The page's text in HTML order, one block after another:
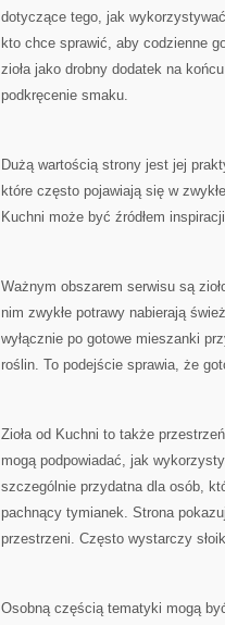
dotyczące tego, jak
kto chce sprawić, aby codzienne
zioła jako drobny dodatek na
podkręcenie smaku.
Dużą wartością strony jest jej
które często pojawiają się w
Kuchni może być źródłem
Ważnym obszarem serwisu są
nim zwykłe potrawy nabierają
wyłącznie po gotowe mieszanki
roślin. To podejście sprawia, że
Zioła od Kuchni to także
mogą podpowiadać, jak
szczególnie przydatna dla osób,
pachnący tymianek. Strona
przestrzeni. Często wystarczy
Osobną częścią tematyki mogą